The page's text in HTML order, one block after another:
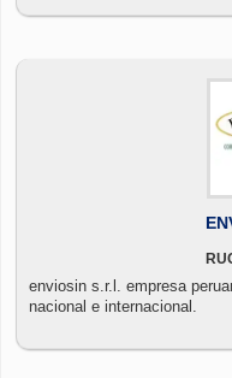
enviosin s.r.l. empresa
nacional e internacional.